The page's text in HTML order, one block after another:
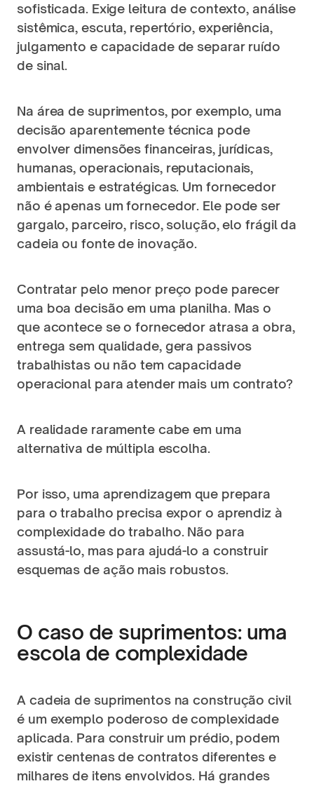
sofisticada. Exige leitura de contexto, análise
sistêmica, escuta, repertório, experiência,
julgamento e capacidade de separar ruído
de sinal.
Na área de suprimentos, por exemplo, uma
decisão aparentemente técnica pode
envolver dimensões financeiras, jurídicas,
humanas, operacionais, reputacionais,
ambientais e estratégicas. Um fornecedor
não é apenas um fornecedor. Ele pode ser
gargalo, parceiro, risco, solução, elo frágil da
cadeia ou fonte de inovação.
Contratar pelo menor preço pode parecer
uma boa decisão em uma planilha. Mas o
que acontece se o fornecedor atrasa a obra,
entrega sem qualidade, gera passivos
trabalhistas ou não tem capacidade
operacional para atender mais um contrato?
A realidade raramente cabe em uma
alternativa de múltipla escolha.
Por isso, uma aprendizagem que prepara
para o trabalho precisa expor o aprendiz à
complexidade do trabalho. Não para
assustá-lo, mas para ajudá-lo a construir
esquemas de ação mais robustos.
O caso de suprimentos: uma
escola de complexidade
A cadeia de suprimentos na construção civil
é um exemplo poderoso de complexidade
aplicada. Para construir um prédio, podem
existir centenas de contratos diferentes e
milhares de itens envolvidos. Há grandes